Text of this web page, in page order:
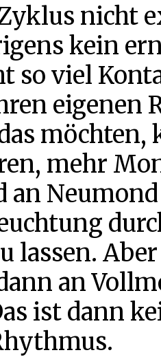
nicht
kein
so viel
eigenen
möchten,
mehr
an
lassen.
an
ist dann